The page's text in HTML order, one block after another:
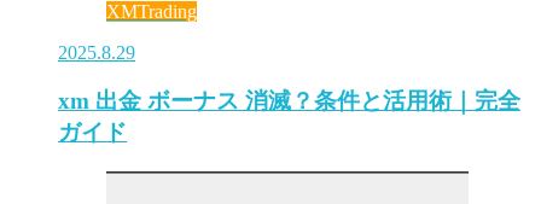
XMTrading
2025.8.29
xm 出金 ボーナス 消滅？条件と活用術｜完全
ガイド